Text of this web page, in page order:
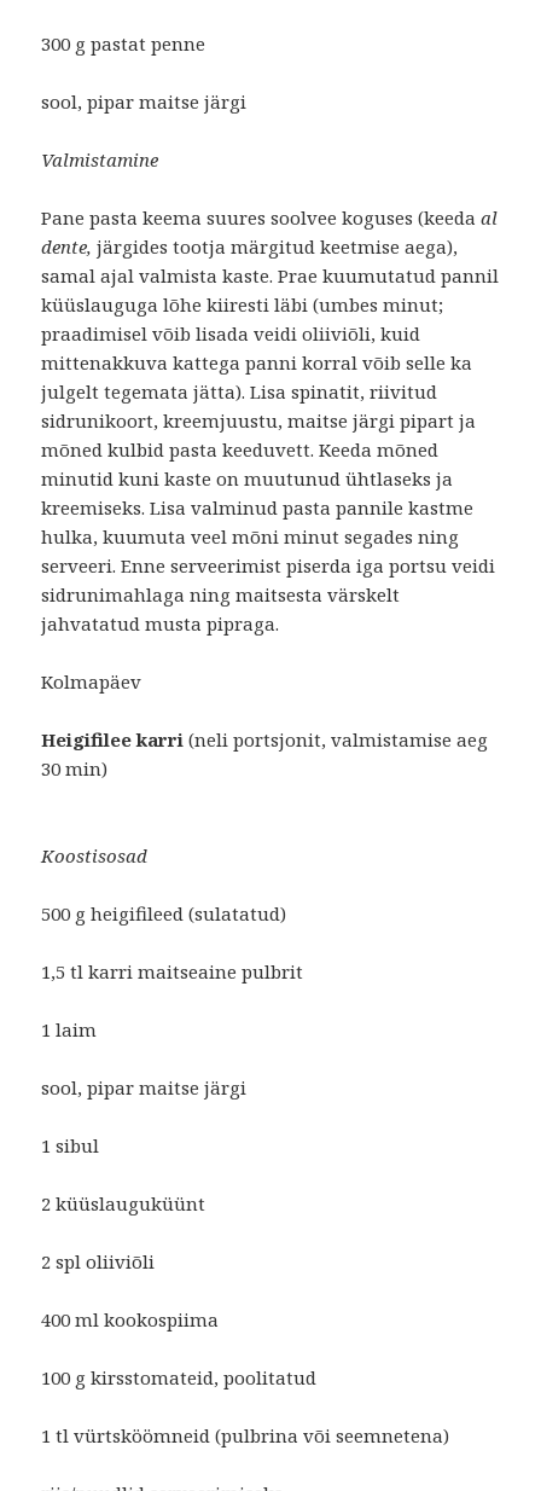
300 g pastat penne
sool, pipar maitse järgi
Valmistamine
Pane pasta keema suures soolvee koguses (keedaal
dente,järgides tootja märgitud keetmise aega),
samal ajal valmista kaste. Prae kuumutatud pannil
küüslauguga lõhe kiiresti läbi (umbes minut;
praadimisel võib lisada veidi oliiviõli, kuid
mittenakkuva kattega panni korral võib selle ka
julgelt tegemata jätta). Lisa spinatit, riivitud
sidrunikoort, kreemjuustu, maitse järgi pipart ja
mõned kulbid pasta keeduvett. Keeda mõned
minutid kuni kaste on muutunud ühtlaseks ja
kreemiseks. Lisa valminud pasta pannile kastme
hulka, kuumuta veel mõni minut segades ning
serveeri. Enne serveerimist piserda iga portsu veidi
sidrunimahlaga ning maitsesta värskelt
jahvatatud musta pipraga.
Kolmapäev
Heigifilee karri(neli portsjonit, valmistamise aeg
30 min)
Koostisosad
500 g heigifileed (sulatatud)
1,5 tl karri maitseaine pulbrit
1 laim
sool, pipar maitse järgi
1 sibul
2 küüslauguküünt
2 spl oliiviõli
400 ml kookospiima
100 g kirsstomateid, poolitatud
1 tl vürtsköömneid (pulbrina või seemnetena)